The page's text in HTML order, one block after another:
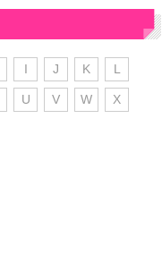
I J K L
U V W X